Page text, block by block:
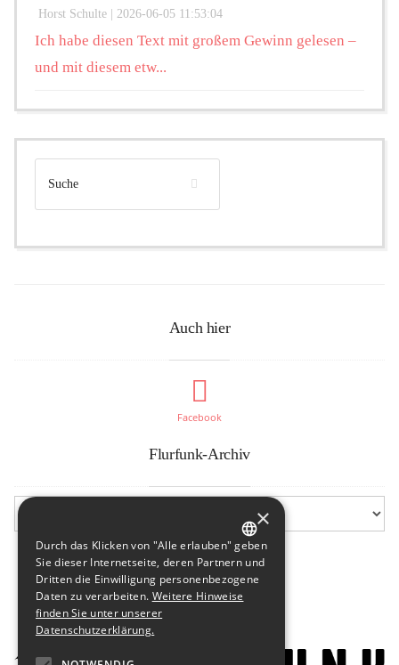
Horst Schulte | 2026-06-05 11:53:04
Ich habe diesen Text mit großem Gewinn gelesen –
und mit diesem etw...
Auch hier
Facebook
Flurfunk-Archiv
GERMAN
ENGLISH
×
Durch das Klicken von "Alle erlauben" geben
Sie dieser Internetseite, deren Partnern und
Dritten die Einwilligung personenbezogene
Daten zu verarbeiten. Weitere Hinweise
finden Sie unter unserer
Datenschutzerklärung.